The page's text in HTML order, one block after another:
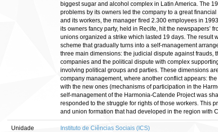
biggest sugar and alcohol complex in Latin America. The
problems by its owners led the company to a great
and its workers, the manager fired 2.300 employees in
its owners fancy party, held in Recife, hit the newspapers’
unions organized a strike which lasted 19 days. The result
scheme that gradually turns into a self-management
three main dimensions: the judicial dispute against frauds,
companies and the political dispute with complex
involving political groups and parties. These dimensions
company management, where another conflict appears:
with the new ones (mechanisms of participation in the
self-management of the Harmonia-Catende Project was
responded to the struggle for rights of those workers. This
and union formation that had developed in the region with
Unidade
Instituto de Ciências Sociais (ICS)